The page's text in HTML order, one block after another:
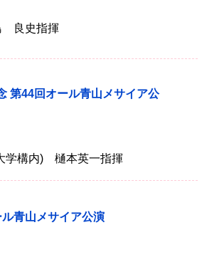
良史指揮
第44回オール青山メサイア公
学構内) 樋本英一指揮
青山メサイア公演